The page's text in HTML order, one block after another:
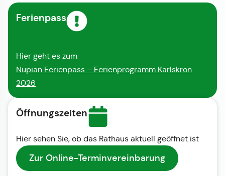
Ferienpass
Hier geht es zum
Nupian Ferienpass – Ferienprogramm Karlskron
2026
Öffnungszeiten
Hier sehen Sie, ob das Rathaus aktuell geöffnet ist
Zur Online-Terminvereinbarung